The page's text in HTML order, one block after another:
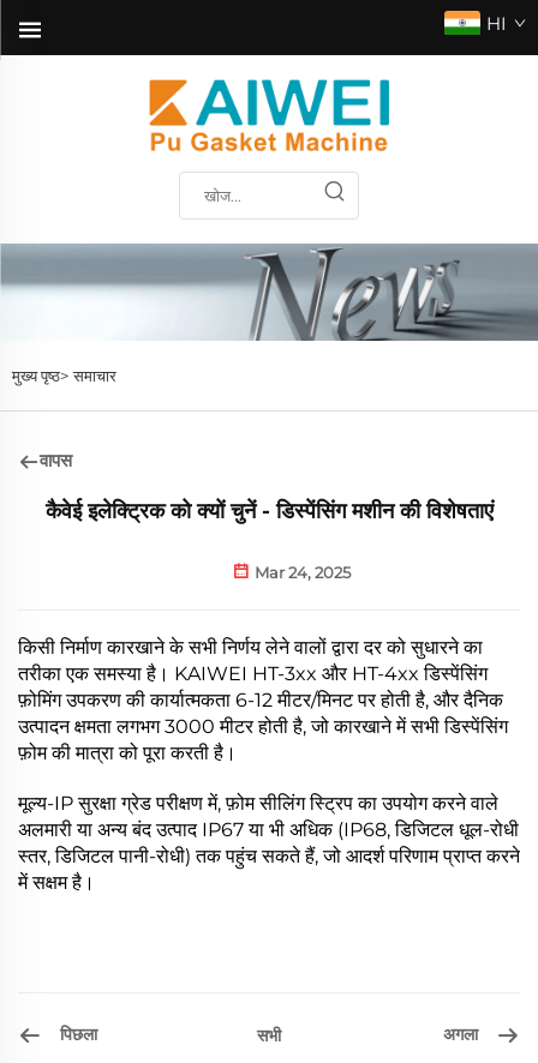
HI
मुख्य पृष्ठ> समाचार
वापस
कैवेई इलेक्ट्रिक को क्यों चुनें - डिस्पेंसिंग मशीन की विशेषताएं
Mar 24, 2025
किसी निर्माण कारखाने के सभी निर्णय लेने वालों द्वारा दर को सुधारने का
तरीका एक समस्या है। KAIWEI HT-3xx और HT-4xx डिस्पेंसिंग
फ़ोमिंग उपकरण की कार्यात्मकता 6-12 मीटर/मिनट पर होती है, और दैनिक
उत्पादन क्षमता लगभग 3000 मीटर होती है, जो कारखाने में सभी डिस्पेंसिंग
फ़ोम की मात्रा को पूरा करती है।
मूल्य-IP सुरक्षा ग्रेड परीक्षण में, फ़ोम सीलिंग स्ट्रिप का उपयोग करने वाले
अलमारी या अन्य बंद उत्पाद IP67 या भी अधिक (IP68, डिजिटल धूल-रोधी
स्तर, डिजिटल पानी-रोधी) तक पहुंच सकते हैं, जो आदर्श परिणाम प्राप्त करने
में सक्षम है।
पिछला सभी अगला